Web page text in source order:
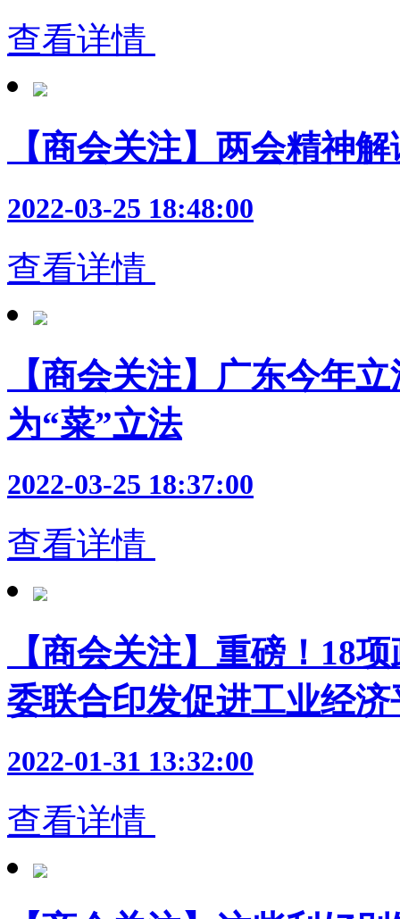
查看详情
【商会关注】两会精神解
2022-03-25 18:48:00
查看详情
【商会关注】广东今年
为“菜”立法
2022-03-25 18:37:00
查看详情
【商会关注】重磅！18
委联合印发促进工业经
2022-01-31 13:32:00
查看详情